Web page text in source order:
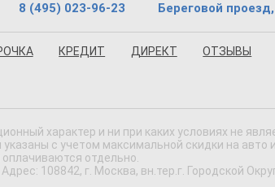
8 (495) 023-96-23 Береговой
КРЕДИТ ДИРЕКТ ОТЗЫВЫ
характер и ни при каких условиях не
с учетом максимальной скидки на авто
отдельно.
108842, г. Москва, вн.тер.г. Городской Округ